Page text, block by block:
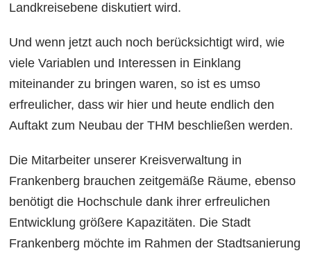
Landkreisebene diskutiert wird.
Und wenn jetzt auch noch berücksichtigt wird, wie
viele Variablen und Interessen in Einklang
miteinander zu bringen waren, so ist es umso
erfreulicher, dass wir hier und heute endlich den
Auftakt zum Neubau der THM beschließen werden.
Die Mitarbeiter unserer Kreisverwaltung in
Frankenberg brauchen zeitgemäße Räume, ebenso
benötigt die Hochschule dank ihrer erfreulichen
Entwicklung größere Kapazitäten. Die Stadt
Frankenberg möchte im Rahmen der Stadtsanierung